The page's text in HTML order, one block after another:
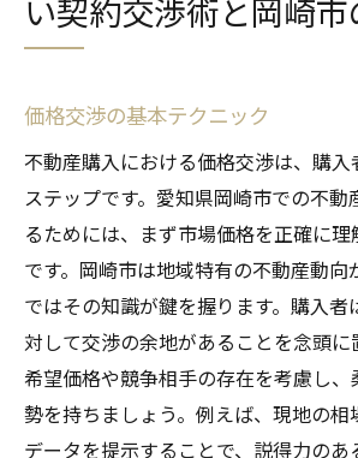
い契約交渉術と岡崎市
価格交渉の基本テクニック
不動産購入における価格交渉は、購
ステップです。愛知県岡崎市での不動
るためには、まず市場価格を正確に
です。岡崎市は地域特有の不動産動向
ではその知識が鍵を握ります。購入者
対して交渉の余地があることを念頭に
希望価格や競争相手の存在を考慮し
勢を持ちましょう。例えば、現地の相
データを提示することで、説得力のあ